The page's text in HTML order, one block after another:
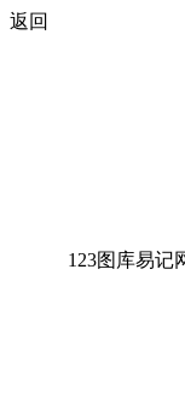
返回
123图库易记